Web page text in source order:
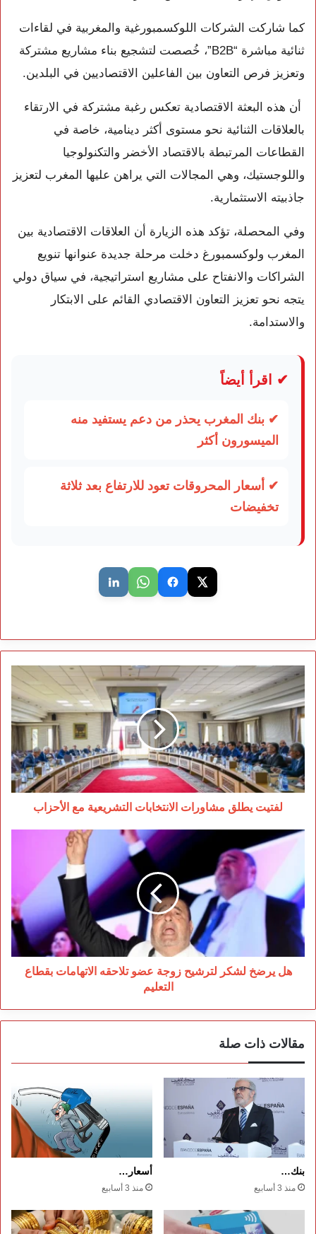
كما شاركت الشركات اللوكسمبورغية والمغربية في لقاءات
ثنائية مباشرة “B2B”، خُصصت لتشجيع بناء مشاريع مشتركة
وتعزيز فرص التعاون بين الفاعلين الاقتصاديين في البلدين.
أن هذه البعثة الاقتصادية تعكس رغبة مشتركة في الارتقاء
بالعلاقات الثنائية نحو مستوى أكثر دينامية، خاصة في
القطاعات المرتبطة بالاقتصاد الأخضر والتكنولوجيا
واللوجستيك، وهي المجالات التي يراهن عليها المغرب لتعزيز
جاذبيته الاستثمارية.
وفي المحصلة، تؤكد هذه الزيارة أن العلاقات الاقتصادية بين
المغرب ولوكسمبورغ دخلت مرحلة جديدة عنوانها تنويع
الشراكات والانفتاح على مشاريع استراتيجية، في سياق دولي
يتجه نحو تعزيز التعاون الاقتصادي القائم على الابتكار
والاستدامة.
✔ اقرأ أيضاً
✔ بنك المغرب يحذر من دعم يستفيد منه
الميسورون أكثر
✔ أسعار المحروقات تعود للارتفاع بعد ثلاثة
تخفيضات
لفتيت
يطلق
مشاورات
الانتخابات
التشريعية
مع
الأحزاب
لفتيت يطلق مشاورات الانتخابات التشريعية مع الأحزاب
هل
يرضخ
لشكر
لترشيح
زوجة
عضو
تلاحقه
الاتهامات
بقطاع
التعليم
هل يرضخ لشكر لترشيح زوجة عضو تلاحقه الاتهامات بقطاع
التعليم
مقالات ذات صلة
بنك…
منذ 3 أسابيع
أسعار…
منذ 3 أسابيع